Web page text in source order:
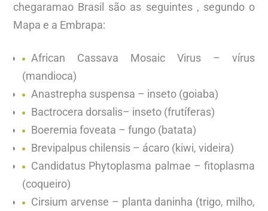
chegaramao Brasil são as seguintes , segundo o
Mapa e a Embrapa:
African Cassava Mosaic Virus – vírus
(mandioca)
Anastrepha suspensa – inseto (goiaba)
Bactrocera dorsalis– inseto (frutíferas)
Boeremia foveata – fungo (batata)
Brevipalpus chilensis – ácaro (kiwi, videira)
Candidatus Phytoplasma palmae – fitoplasma
(coqueiro)
Cirsium arvense – planta daninha (trigo, milho,